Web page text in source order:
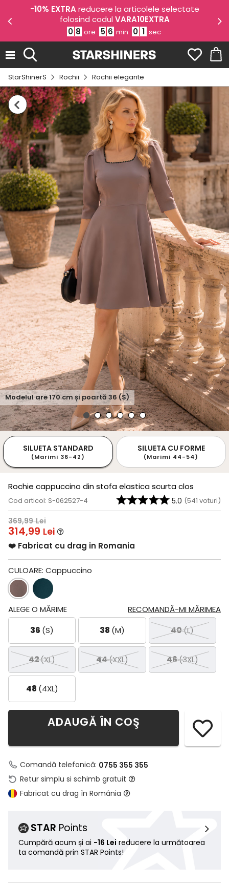
-10% EXTRAreducere la articolele selectate
folosind codul VARA10EXTRA
0 8 ore 5 6 min 0 0 sec
StarShinerS Rochii Rochii elegante
Modelul are170cm și poartă 36 (S)
SILUETA STANDARD
(Marimi 36-42)
SILUETA CU FORME
(Marimi 44-54)
Rochie cappuccino din stofa elastica scurta clos
Cod articol: S-062527-4 5.0 (541 voturi)
369,99 Lei
314,99 Lei
❤️ Fabricat cu drag in Romania
CULOARE: Cappuccino
RECOMANDĂ-MI MĂRIMEA
ALEGE O MĂRIME
36 (S) 38 (M) 40(L)
42(XL) 44(XXL) 46(3XL)
48 (4XL)
ADAUGĂ ÎN COŞ
Comandă telefonică: 0755 355 355
Retur simplu si schimb gratuit
Fabricat cu drag în România
STAR Points
Cumpără acum și ai -16 Lei reducere la următoarea
ta comandă prin STAR Points!